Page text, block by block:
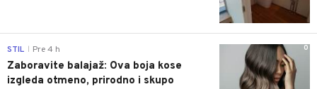
0
STIL Pre 4 h
Zaboravite balajaž: Ova boja kose
izgleda otmeno, prirodno i skupo